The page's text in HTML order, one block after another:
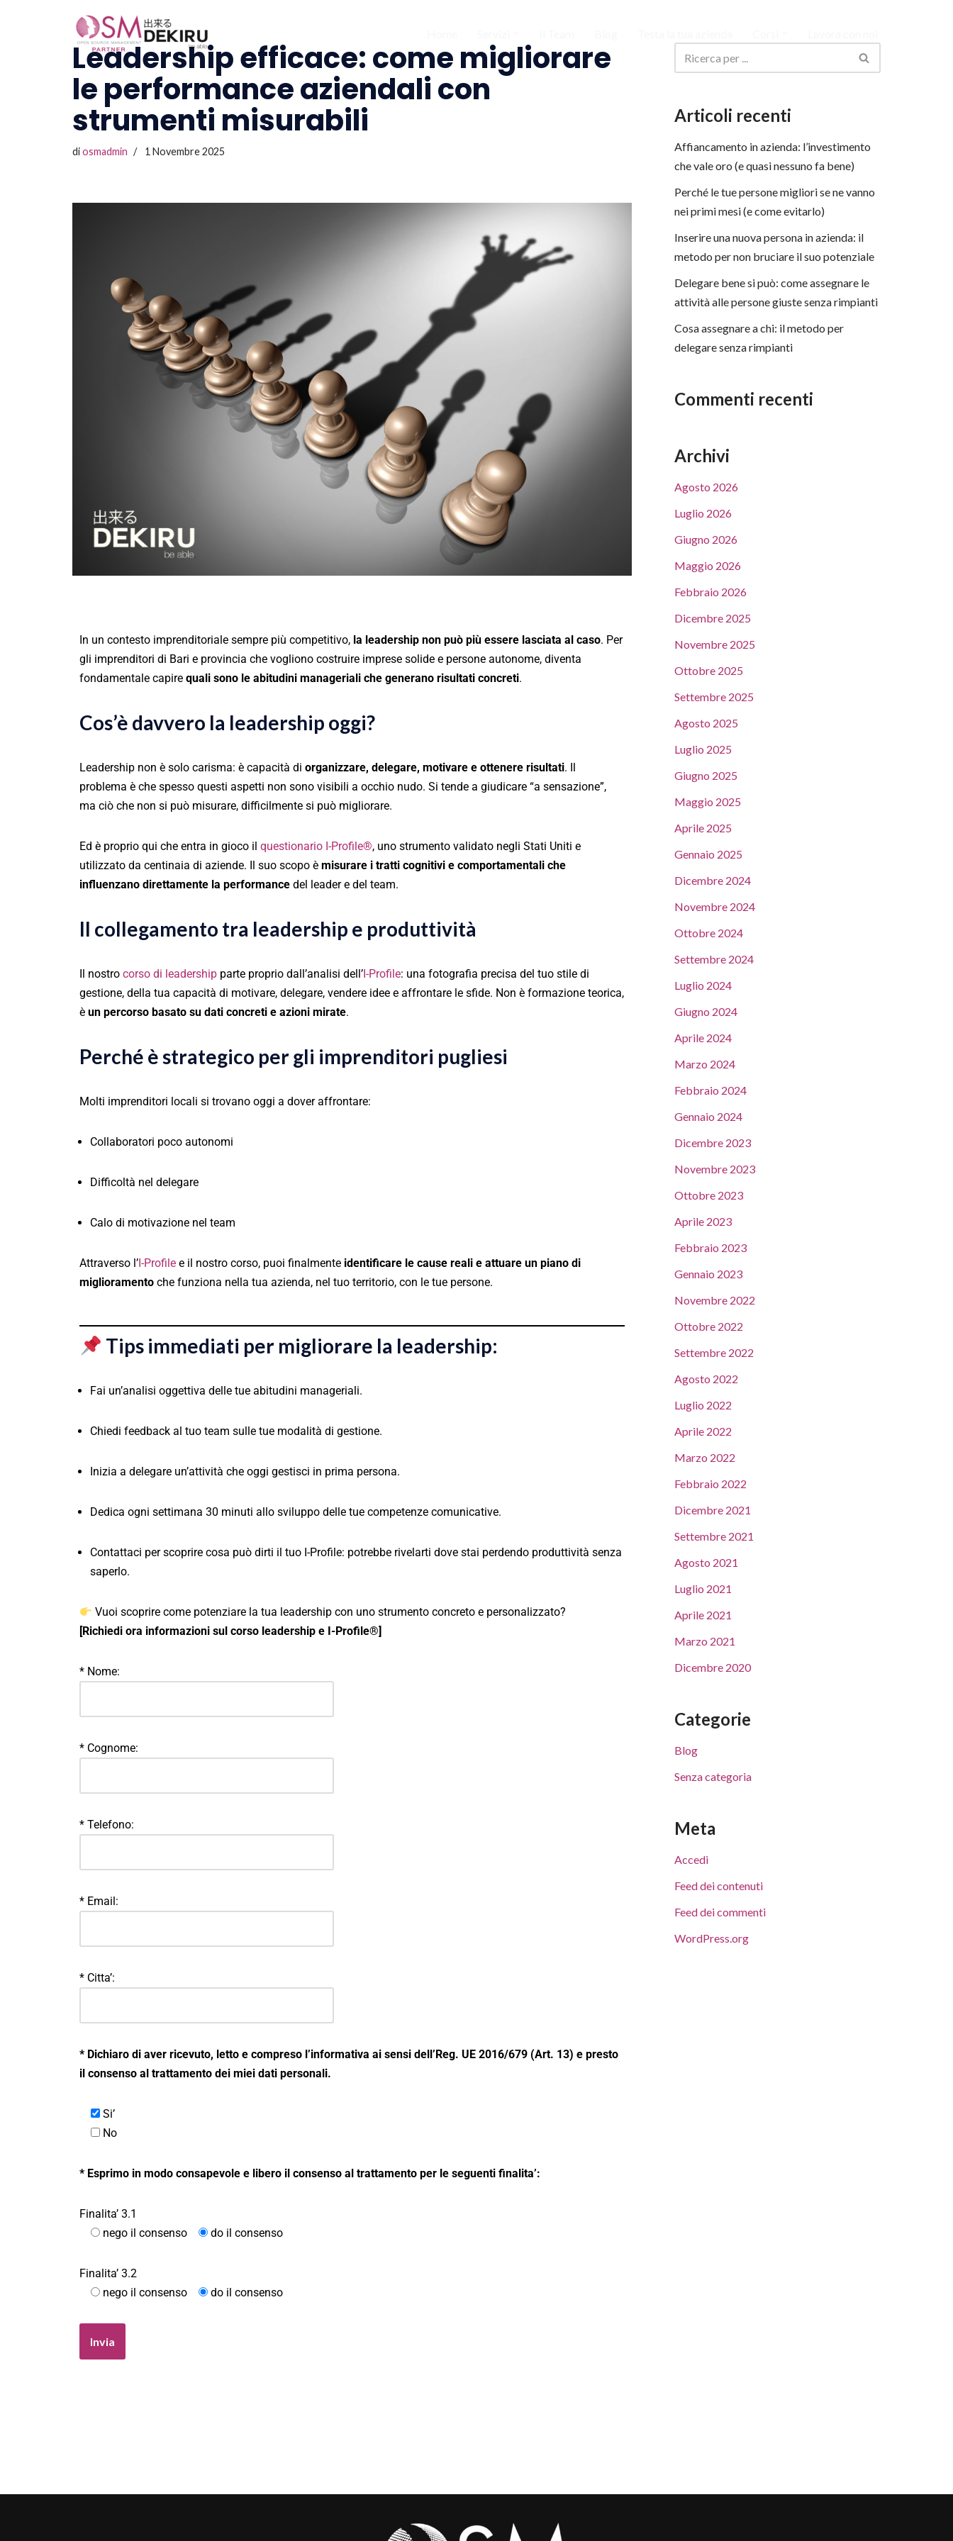
Leadership efficace: come migliorare
le performance aziendali con
strumenti misurabili
diosmadmin 1 Novembre 2025
In un contesto imprenditoriale sempre più competitivo, la leadership non può più essere lasciata al caso. Per
gli imprenditori di Bari e provincia che vogliono costruire imprese solide e persone autonome, diventa
fondamentale capire quali sono le abitudini manageriali che generano risultati concreti.
Cos’è davvero la leadership oggi?
Leadership non è solo carisma: è capacità di organizzare, delegare, motivare e ottenere risultati. Il
problema è che spesso questi aspetti non sono visibili a occhio nudo. Si tende a giudicare “a sensazione”,
ma ciò che non si può misurare, difficilmente si può migliorare.
Ed è proprio qui che entra in gioco il questionario I-Profile®, uno strumento validato negli Stati Uniti e
utilizzato da centinaia di aziende. Il suo scopo è misurare i tratti cognitivi e comportamentali che
influenzano direttamente la performance del leader e del team.
Il collegamento tra leadership e produttività
Il nostro corso di leadership parte proprio dall’analisi dell’I-Profile: una fotografia precisa del tuo stile di
gestione, della tua capacità di motivare, delegare, vendere idee e affrontare le sfide. Non è formazione teorica,
è un percorso basato su dati concreti e azioni mirate.
Perché è strategico per gli imprenditori pugliesi
Molti imprenditori locali si trovano oggi a dover affrontare:
Collaboratori poco autonomi
Difficoltà nel delegare
Calo di motivazione nel team
Attraverso l’I-Profile e il nostro corso, puoi finalmente identificare le cause reali e attuare un piano di
miglioramento che funziona nella tua azienda, nel tuo territorio, con le tue persone.
Tips immediati per migliorare la leadership:
Fai un’analisi oggettiva delle tue abitudini manageriali.
Chiedi feedback al tuo team sulle tue modalità di gestione.
Inizia a delegare un’attività che oggi gestisci in prima persona.
Dedica ogni settimana 30 minuti allo sviluppo delle tue competenze comunicative.
Contattaci per scoprire cosa può dirti il tuo I-Profile: potrebbe rivelarti dove stai perdendo produttività senza
saperlo.
Vuoi scoprire come potenziare la tua leadership con uno strumento concreto e personalizzato?
[Richiedi ora informazioni sul corso leadership e I-Profile®]
* Nome:
* Cognome:
* Telefono:
* Email:
* Citta’:
* Dichiaro di aver ricevuto, letto e compreso l’informativa ai sensi dell’Reg. UE 2016/679 (Art. 13) e presto
il consenso al trattamento dei miei dati personali.
Si’
No
* Esprimo in modo consapevole e libero il consenso al trattamento per le seguenti finalita’:
Finalita’ 3.1
nego il consenso
do il consenso
Finalita’ 3.2
nego il consenso
do il consenso
Articoli recenti
Affiancamento in azienda: l’investimento
che vale oro (e quasi nessuno fa bene)
Perché le tue persone migliori se ne vanno
nei primi mesi (e come evitarlo)
Inserire una nuova persona in azienda: il
metodo per non bruciare il suo potenziale
Delegare bene si può: come assegnare le
attività alle persone giuste senza rimpianti
Cosa assegnare a chi: il metodo per
delegare senza rimpianti
Commenti recenti
Archivi
Agosto 2026
Luglio 2026
Giugno 2026
Maggio 2026
Febbraio 2026
Dicembre 2025
Novembre 2025
Ottobre 2025
Settembre 2025
Agosto 2025
Luglio 2025
Giugno 2025
Maggio 2025
Aprile 2025
Gennaio 2025
Dicembre 2024
Novembre 2024
Ottobre 2024
Settembre 2024
Luglio 2024
Giugno 2024
Aprile 2024
Marzo 2024
Febbraio 2024
Gennaio 2024
Dicembre 2023
Novembre 2023
Ottobre 2023
Aprile 2023
Febbraio 2023
Gennaio 2023
Novembre 2022
Ottobre 2022
Settembre 2022
Agosto 2022
Luglio 2022
Aprile 2022
Marzo 2022
Febbraio 2022
Dicembre 2021
Settembre 2021
Agosto 2021
Luglio 2021
Aprile 2021
Marzo 2021
Dicembre 2020
Categorie
Blog
Senza categoria
Meta
Accedi
Feed dei contenuti
Feed dei commenti
WordPress.org